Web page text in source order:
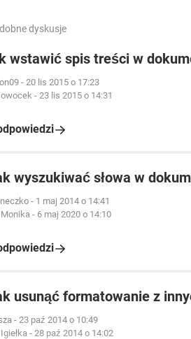
dyskusje
wstawić spis treści w
- 20 lis 2015 o 17:23
owocek - 23 lis 2015 o 14:31
wyszukiwać słowa w
- 1 maj 2014 o 14:41
Monika - 6 maj 2020 o 14:10
usunąć formatowanie z
- 23 paź 2014 o 10:49
Igiełka - 28 paź 2014 o 14:02